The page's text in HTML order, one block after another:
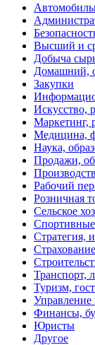
Высший и
Добыча
Домашний,
Закупки
Искусство,
Маркетинг,
Медицина,
Наука,
Продажи,
Рабочий
Розничная
Сельское
Стратегия,
Страхование
Транспорт,
Туризм,
Управление
Финансы,
Юристы
Другое